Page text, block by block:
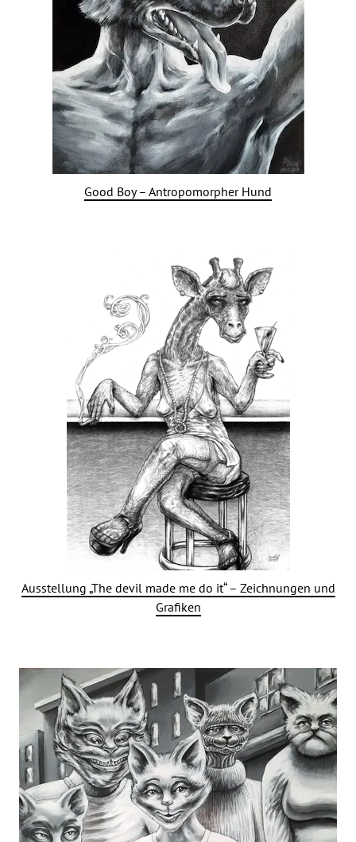
Good Boy – Antropomorpher Hund
Ausstellung „The devil made me do it“ – Zeichnungen und
Grafiken